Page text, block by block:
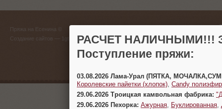
Пряжа на Есенина ©
Создание сайтов
(383)
г.
РАСЧЕТ НАЛИЧНЫМИ!!!
Поступление пряжи:
03.08.2026 Лама-Урал (ПЯТКА,
Королевские пайетки (хлопок) Candy
29.06.2026 Троицкая камвольная фабрика:
29.06.2026 Пехорка: Ажурная Буклированная